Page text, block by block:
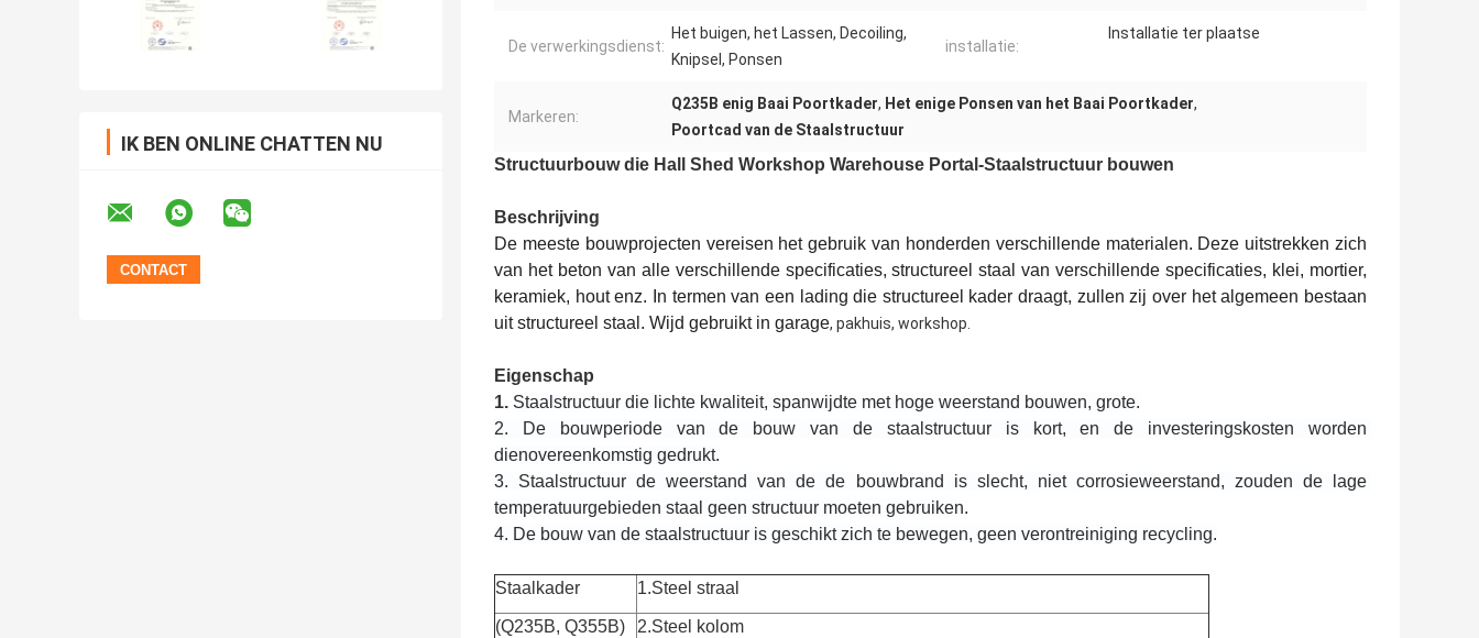
IK BEN ONLINE CHATTEN NU
De verwerkingsdienst:
Het buigen, het Lassen, Decoiling,
Knipsel, Ponsen
installatie:
Installatie ter plaatse
Markeren:
Q235B enig Baai Poortkader, Het enige Ponsen van het Baai Poortkader,
Poortcad van de Staalstructuur
Structuurbouw die Hall Shed Workshop Warehouse Portal-Staalstructuur bouwen
Beschrijving
De meeste bouwprojecten vereisen het gebruik van honderden verschillende materialen. Deze uitstrekken zich
van het beton van alle verschillende specificaties, structureel staal van verschillende specificaties, klei, mortier,
keramiek, hout enz. In termen van een lading die structureel kader draagt, zullen zij over het algemeen bestaan
uit structureel staal. Wijd gebruikt in garage, pakhuis, workshop.
Eigenschap
1. Staalstructuur die lichte kwaliteit, spanwijdte met hoge weerstand bouwen, grote.
2.
De bouwperiode van de bouw van de staalstructuur is kort, en de investeringskosten worden
dienovereenkomstig gedrukt.
3. Staalstructuur de weerstand van de de bouwbrand is slecht, niet corrosieweerstand, zouden de lage
temperatuurgebieden staal geen structuur moeten gebruiken.
4. De bouw van de staalstructuur is geschikt zich te bewegen, geen verontreiniging recycling.
Staalkader 1.Steel straal
(Q235B, Q355B)
2.Steel kolom